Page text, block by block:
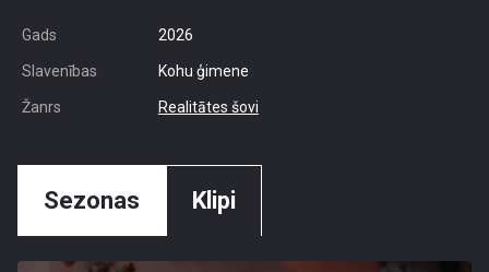
Gads 2026
Slavenības Kohu ģimene
Žanrs Realitātes šovi
Sezonas Klipi